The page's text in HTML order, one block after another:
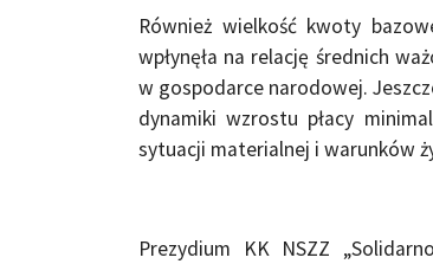
Również wielkość kwoty
wpłynęła na relację średnich
w gospodarce narodowej.
dynamiki wzrostu płacy
sytuacji materialnej i warunków
Prezydium KK NSZZ